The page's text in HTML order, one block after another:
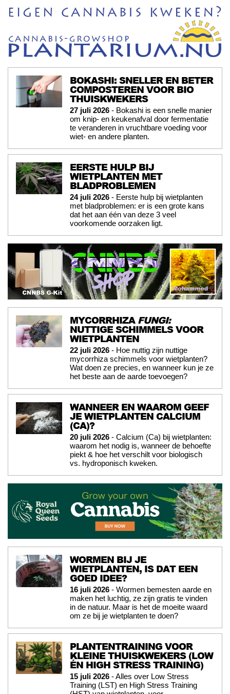
BOKASHI: SNELLER EN BETER
COMPOSTEREN VOOR BIO
THUISKWEKERS
27 juli 2026 - Bokashi is een snelle manier
om knip- en keukenafval door fermentatie
te veranderen in vruchtbare voeding voor
wiet- en andere planten.
EERSTE HULP BIJ
WIETPLANTEN MET
BLADPROBLEMEN
24 juli 2026 - Eerste hulp bij wietplanten
met bladproblemen: er is een grote kans
dat het aan één van deze 3 veel
voorkomende oorzaken ligt.
MYCORRHIZAFUNGI:
NUTTIGE SCHIMMELS VOOR
WIETPLANTEN
22 juli 2026 - Hoe nuttig zijn nuttige
mycorrhiza schimmels voor wietplanten?
Wat doen ze precies, en wanneer kun je ze
het beste aan de aarde toevoegen?
WANNEER EN WAAROM GEEF
JE WIETPLANTEN CALCIUM
(CA)?
20 juli 2026 - Calcium (Ca) bij wietplanten:
waarom het nodig is, wanneer de behoefte
piekt & hoe het verschilt voor biologisch
vs. hydroponisch kweken.
WORMEN BIJ JE
WIETPLANTEN, IS DAT EEN
GOED IDEE?
16 juli 2026 - Wormen bemesten aarde en
maken het luchtig, ze zijn gratis te vinden
in de natuur. Maar is het de moeite waard
om ze bij je wietplanten te doen?
PLANTENTRAINING VOOR
KLEINE THUISKWEKERS (LOW
ÉN HIGH STRESS TRAINING)
15 juli 2026 - Alles over Low Stress
Training (LST) en High Stress Training